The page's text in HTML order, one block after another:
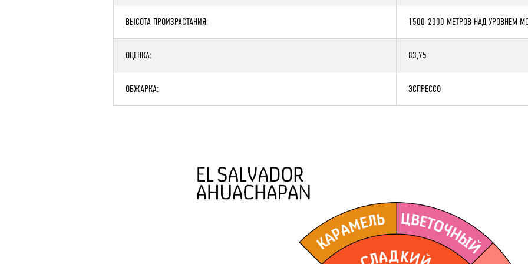
ВЫСОТА ПРОИЗРАСТАНИЯ: 1500-2000 МЕТРОВ НАД УРОВНЕМ
ОЦЕНКА: 83,75
ОБЖАРКА: ЭСПРЕССО